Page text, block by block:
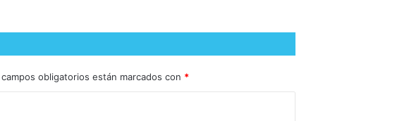
obligatorios están marcados con *